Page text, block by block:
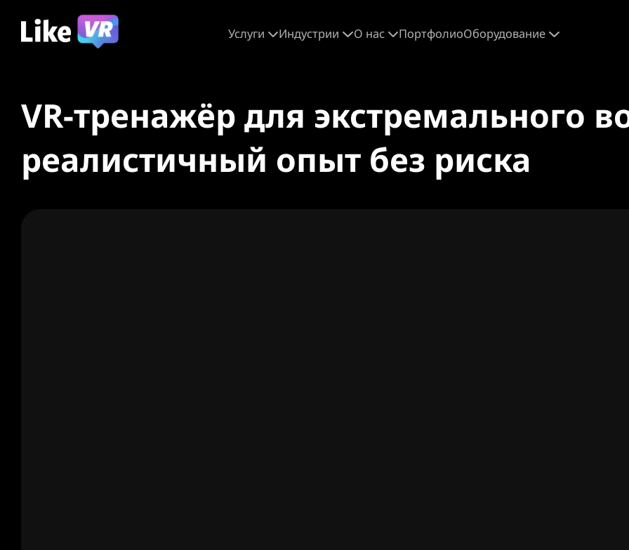
Услуги Индустрии О нас ПортфолиоОборудование
VR-тренажёр для экстремального
реалистичный опыт без риска